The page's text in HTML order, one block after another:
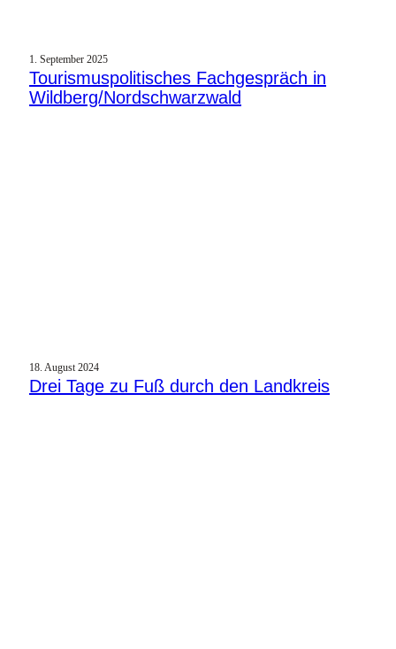
1. September 2025
Tourismuspolitisches Fachgespräch in
Wildberg/Nordschwarzwald
18. August 2024
Drei Tage zu Fuß durch den Landkreis